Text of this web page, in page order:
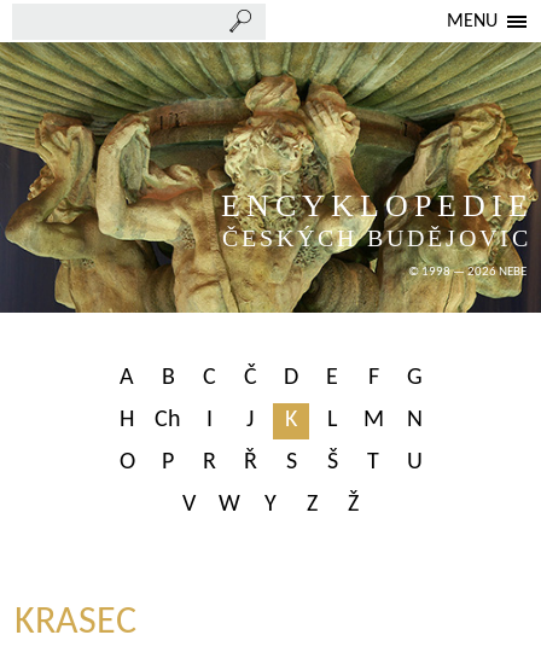
MENU
ENCYKLOPEDIE
ČESKÝCH BUDĚJOVIC
© 1998 — 2026 NEBE
A B C Č D E F
G
H
Ch I J K L M
N
O
P R Ř S Š T
U
V
W Y Z Ž
KRASEC